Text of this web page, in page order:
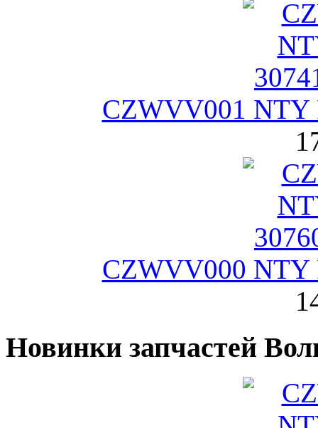
CZWVV001 NTY
CZWVV000 NTY
Новинки запчастей